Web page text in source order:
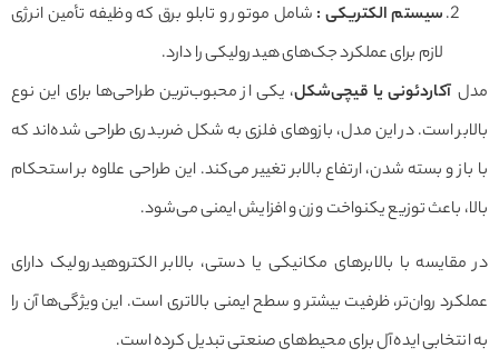
سیستم الکتریکی: شامل موتور و تابلو برق که وظیفه تأمین انرژی
لازم برای عملکرد جک‌های هیدرولیکی را دارد.
مدل آکاردئونی یا قیچی‌شکل، یکی از محبوب‌ترین طراحی‌ها برای این نوع
بالابر است. در این مدل، بازوهای فلزی به شکل ضربدری طراحی شده‌اند که
با باز و بسته شدن، ارتفاع بالابر تغییر می‌کند. این طراحی علاوه بر استحکام
بالا، باعث توزیع یکنواخت وزن و افزایش ایمنی می‌شود.
در مقایسه با بالابرهای مکانیکی یا دستی، بالابر الکتروهیدرولیک دارای
عملکرد روان‌تر، ظرفیت بیشتر و سطح ایمنی بالاتری است. این ویژگی‌ها آن را
به انتخابی ایده‌آل برای محیط‌های صنعتی تبدیل کرده است.